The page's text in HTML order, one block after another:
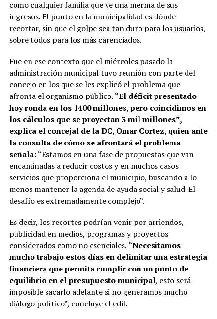
como cualquier familia que ve una merma de sus
ingresos. El punto en la municipalidad es dónde
recortar, sin que el golpe sea tan duro para los usuarios,
sobre todos para los más carenciados.
Fue en ese contexto que el miércoles pasado la
administración municipal tuvo reunión con parte del
concejo en los que se les explicó el problema que
afronta el organismo público. “El déficit presentado
hoy ronda en los 1400 millones, pero coincidimos en
los cálculos que se proyectan 3 mil millones”,
explica el concejal de la DC, Omar Cortez, quien ante
la consulta de cómo se afrontará el problema
señala:“Estamos en una fase de propuestas que van
encaminadas a reducir costos y en muchos casos
servicios que proporciona el municipio, buscando a lo
menos mantener la agenda de ayuda social y salud. El
desafío es extremadamente complejo”.
Es decir, los recortes podrían venir por arriendos,
publicidad en medios, programas y proyectos
considerados como no esenciales. “Necesitamos
mucho trabajo estos días en delimitar una estrategia
financiera que permita cumplir con un punto de
equilibrio en el presupuesto municipal, esto será
imposible sacarlo adelante si no generamos mucho
diálogo político”, concluye el edil.